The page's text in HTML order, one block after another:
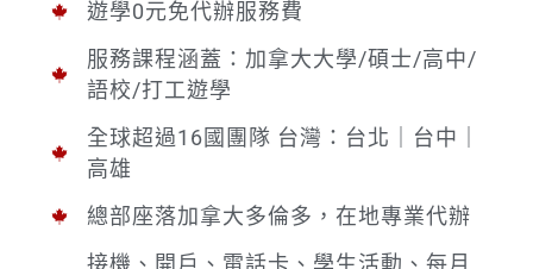
遊學0元免代辦服務費
服務課程涵蓋：加拿大大學/碩士/高中/
語校/打工遊學
全球超過16國團隊 台灣：台北｜台中｜
高雄
總部座落加拿大多倫多，在地專業代辦
接機、開戶、電話卡、學生活動、每月